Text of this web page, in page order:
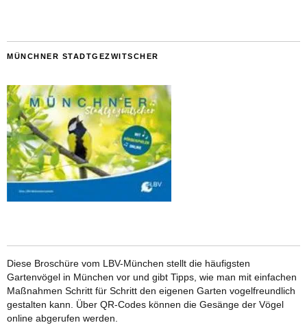
MÜNCHNER STADTGEZWITSCHER
Diese Broschüre vom LBV-München stellt die häufigsten
Gartenvögel in München vor und gibt Tipps, wie man mit einfachen
Maßnahmen Schritt für Schritt den eigenen Garten vogelfreundlich
gestalten kann. Über QR-Codes können die Gesänge der Vögel
online abgerufen werden.